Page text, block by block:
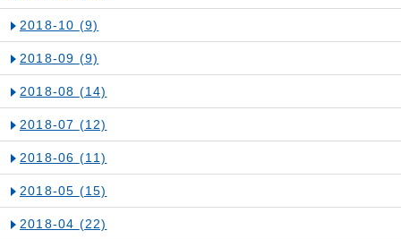
2018-10 (9)
2018-09 (9)
2018-08 (14)
2018-07 (12)
2018-06 (11)
2018-05 (15)
2018-04 (22)